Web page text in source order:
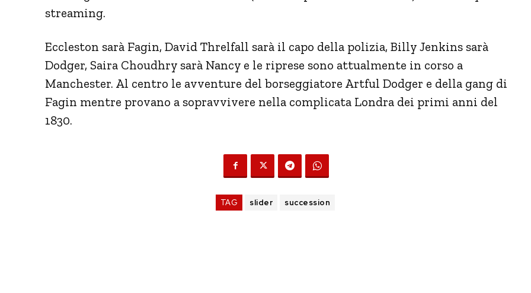
streaming.
Eccleston sarà Fagin, David Threlfall sarà il capo della polizia, Billy Jenkins sarà
Dodger, Saira Choudhry sarà Nancy e le riprese sono attualmente in corso a
Manchester. Al centro le avventure del borseggiatore Artful Dodger e della gang di
Fagin mentre provano a sopravvivere nella complicata Londra dei primi anni del
1830.
TAG slider succession